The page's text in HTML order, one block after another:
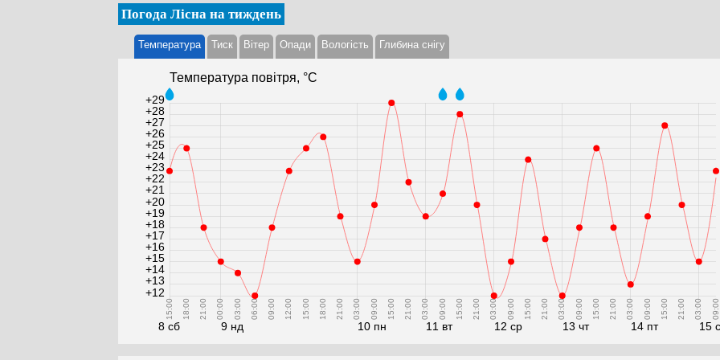
Погода Лісна на тиждень
Температура Тиск Вітер Опади Вологість Глибина снігу
Температура повітря, °С
8 сб
15:00 18:00 21:00
9 нд
00:00 03:00 06:00 09:00 12:00 15:00 18:00 21:00
10 пн
03:00 09:00 15:00 21:00
11 вт
03:00 09:00 15:00 21:00
12 ср
03:00 09:00 15:00 21:00
13 чт
03:00 09:00 15:00 21:00
14 пт
03:00 09:00 15:00 21:00
15
03:00 09:00
+12
+13
+14
+15
+16
+17
+18
+19
+20
+21
+22
+23
+24
+25
+26
+27
+28
+29